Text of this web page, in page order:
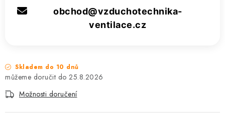
Skladem do 10 dnů
25.8.2026
Možnosti doručení
obchod@vzduchotechnika-
ventilace.cz